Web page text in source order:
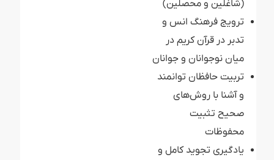
(شاغلین و محصلین)
ترویج فرهنگ انس و
تدبر در قرآن کریم در
میان نوجوانان و جوانان
تربیت حافظان توانمند
و آشنا با روش‌های
صحیح تثبیت
محفوظات
یادگیری تجوید کامل و